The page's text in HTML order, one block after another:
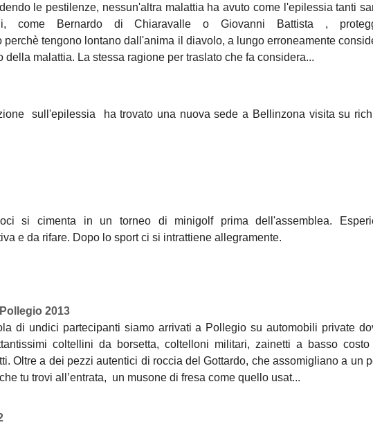
le pestilenze, nessun'altra malattia ha avuto come l'epilessia tanti
come Bernardo di Chiaravalle o Giovanni Battista ,
tengono lontano dall'anima il diavolo, a lungo erroneamente
della malattia. La stessa ragione per traslato che fa considera...
sull'epilessia ha trovato una nuova sede a Bellinzona visita su
si cimenta in un torneo di minigolf prima dell'assemblea.
e da rifare. Dopo lo sport ci si intrattiene allegramente.
2013
di undici partecipanti siamo arrivati a Pollegio su automobili private
coltellini da borsetta, coltelloni militari, zainetti a basso
Oltre a dei pezzi autentici di roccia del Gottardo, che assomigliano a un
tu trovi all’entrata, un musone di fresa come quello usat...